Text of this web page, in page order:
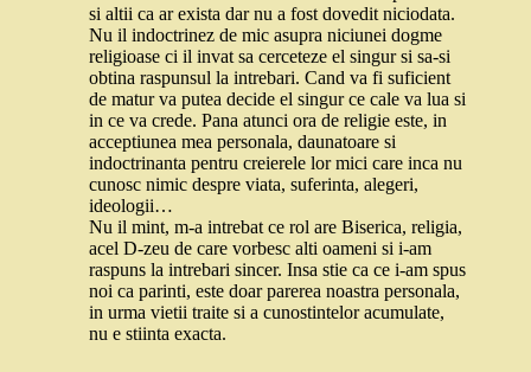
si altii ca ar exista dar nu a fost dovedit niciodata.
Nu il indoctrinez de mic asupra niciunei dogme
religioase ci il invat sa cerceteze el singur si sa-si
obtina raspunsul la intrebari. Cand va fi suficient
de matur va putea decide el singur ce cale va lua si
in ce va crede. Pana atunci ora de religie este, in
acceptiunea mea personala, daunatoare si
indoctrinanta pentru creierele lor mici care inca nu
cunosc nimic despre viata, suferinta, alegeri,
ideologii…
Nu il mint, m-a intrebat ce rol are Biserica, religia,
acel D-zeu de care vorbesc alti oameni si i-am
raspuns la intrebari sincer. Insa stie ca ce i-am spus
noi ca parinti, este doar parerea noastra personala,
in urma vietii traite si a cunostintelor acumulate,
nu e stiinta exacta.